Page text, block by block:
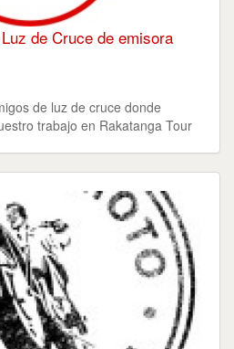
de Cruce de emisora
de luz de cruce donde
trabajo en Rakatanga Tour